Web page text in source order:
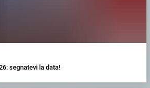
segnatevi la data!